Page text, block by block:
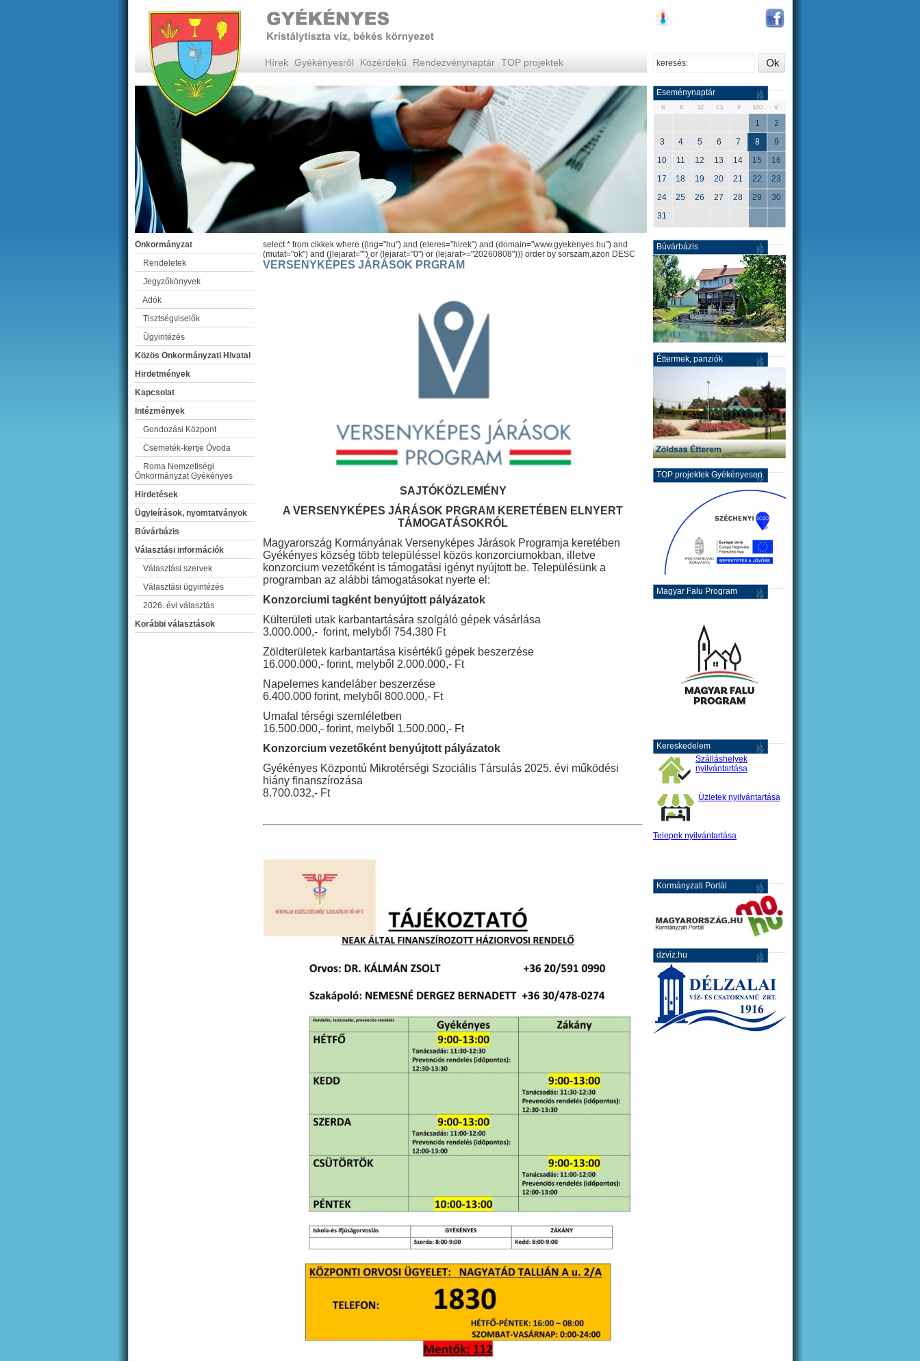
Hírek Gyékényesről Közérdekű Rendezvénynaptár TOP projektek keresés:
Eseménynaptár
1
2
3
4 5 6 7 8
9
10
11 12 13 14 15
16
17
18 19 20 21 22
23
24
25 26 27 28 29
30
31
Önkormányzat
Rendeletek
Jegyzőkönyvek
Adók
Tisztségviselők
Ügyintézés
Közös Önkormányzati Hivatal
Hirdetmények
Kapcsolat
Intézmények
Gondozási Központ
Csemeték-kertje Óvoda
Roma Nemzetiségi
Önkormányzat Gyékényes
Hirdetések
Ügyleírások, nyomtatványok
Búvárbázis
Választási információk
Választási szervek
Választási ügyintézés
2026. évi választás
Korábbi választások
select * from cikkek where ((lng="hu") and (eleres="hirek") and (domain="www.gyekenyes.hu") and
(mutat="ok") and ((lejarat="") or (lejarat="0") or (lejarat>="20260808"))) order by sorszam,azon DESC
VERSENYKÉPES JÁRÁSOK PRGRAM
SAJTÓKÖZLEMÉNY
A VERSENYKÉPES JÁRÁSOK PRGRAM KERETÉBEN ELNYERT
TÁMOGATÁSOKRÓL
Magyarország Kormányának Versenyképes Járások Programja keretében
Gyékényes község több településsel közös konzorciumokban, illetve
konzorcium vezetőként is támogatási igényt nyújtott be. Településünk a
programban az alábbi támogatásokat nyerte el:
Konzorciumi tagként benyújtott pályázatok
Külterületi utak karbantartására szolgáló gépek vásárlása
3.000.000,- forint, melyből 754.380 Ft
Zöldterületek karbantartása kisértékű gépek beszerzése
16.000.000,- forint, melyből 2.000.000,- Ft
Napelemes kandeláber beszerzése
6.400.000 forint, melyből 800.000,- Ft
Urnafal térségi szemléletben
16.500.000,- forint, melyből 1.500.000,- Ft
Konzorcium vezetőként benyújtott pályázatok
Gyékényes Központú Mikrotérségi Szociális Társulás 2025. évi működési
hiány finanszírozása
8.700.032,- Ft
Búvárbázis
Éttermek, panziók
TOP projektek Gyékényesen
Magyar Falu Program
Kereskedelem
Szálláshelyek
nyilvántartása
Üzletek nyilvántartása
Telepek nyilvántartása
Kormányzati Portál
dzviz.hu